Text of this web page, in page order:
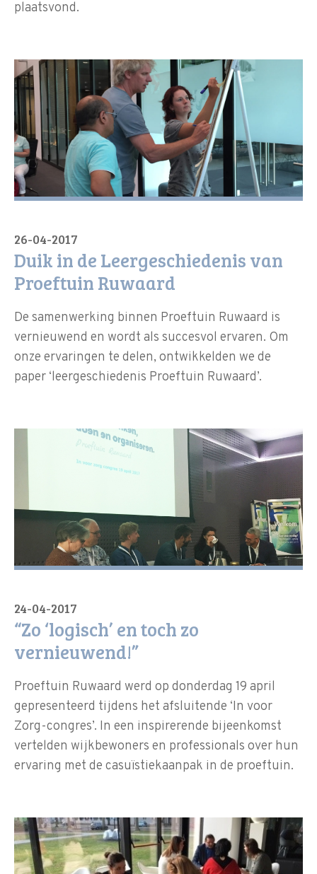
plaatsvond.
26-04-2017
Duik in de Leergeschiedenis van
Proeftuin Ruwaard
De samenwerking binnen Proeftuin Ruwaard is
vernieuwend en wordt als succesvol ervaren. Om
onze ervaringen te delen, ontwikkelden we de
paper ‘leergeschiedenis Proeftuin Ruwaard’.
24-04-2017
​“Zo ‘logisch’ en toch zo
vernieuwend!”
Proeftuin Ruwaard werd op donderdag 19 april
gepresenteerd tijdens het afsluitende ‘In voor
Zorg-congres’. In een inspirerende bijeenkomst
vertelden wijkbewoners en professionals over hun
ervaring met de casuïstiekaanpak in de proeftuin.